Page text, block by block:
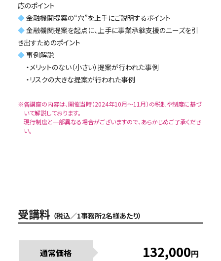
応のポイント
◆金融機関提案の“穴”を上手にご説明するポイント
◆金融機関提案を起点に、上手に事業承継支援のニーズを引
き出すためのポイント
◆事例解説
・メリットのない（小さい）提案が行われた事例
・リスクの大きな提案が行われた事例
※各講座の内容は、開催当時（2024年10月〜11月）の税制や制度に基づ
いて解説しております。
現行制度と一部異なる場合がございますので、あらかじめご了承くださ
い。
受講料 （税込／1事務所2名様あたり）
通常価格 132,000円